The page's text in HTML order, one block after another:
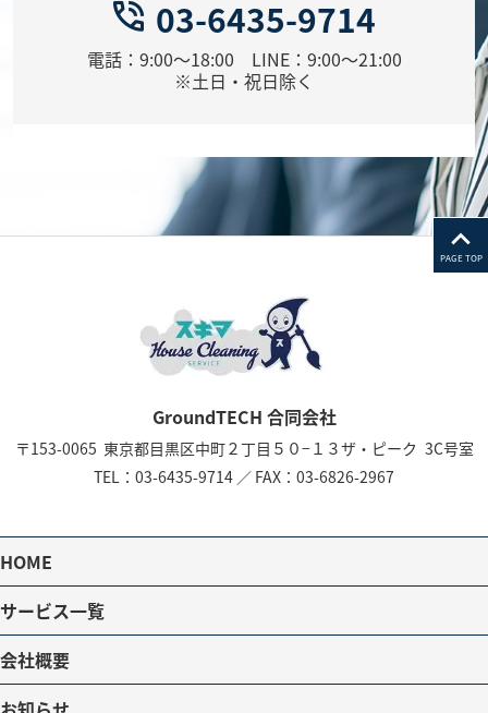
03-6435-9714
電話：9:00～18:00 LINE：9:00～21:00
※土日・祝日除く
PAGE TOP
GroundTECH 合同会社
〒153-0065 東京都目黒区中町２丁目５０−１３ザ・ピーク 3C号室
TEL： 03-6435-9714 ／ FAX：03-6826-2967
HOME
サービス一覧
会社概要